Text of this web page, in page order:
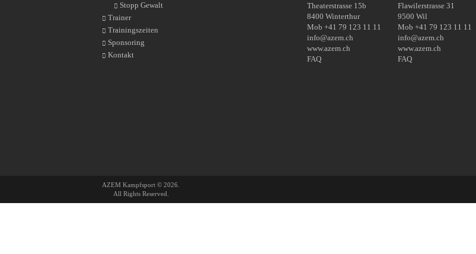
Stopp Gewalt
Trainer
Trainingszeiten
Sponsoring
Kontakt
Theaterstrasse 15b
8400 Winterthur
Mob +41 79 123 11 11
info@azem.ch
www.azem.ch
FAQ
Flawilerstrasse 31
9500 Wil
Mob +41 79 123 11 11
info@azem.ch
www.azem.ch
FAQ
AZEM Kampfsport © 2026.
All Rights Reserved.